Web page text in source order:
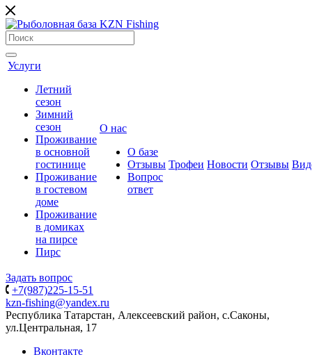
Услуги
Летний
сезон
Зимний
сезон
Проживание
в основной
гостинице
Проживание
в гостевом
доме
Проживание
в домиках
на пирсе
Пирс
О нас
О базе
Отзывы
Вопрос
ответ
Трофеи Новости Отзывы
Задать вопрос
+7(987)225-15-51
kzn-fishing@yandex.ru
Республика Татарстан, Алексеевский район, с.Саконы,
ул.Центральная, 17
Вконтакте